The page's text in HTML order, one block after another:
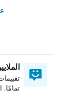
تمامًا.